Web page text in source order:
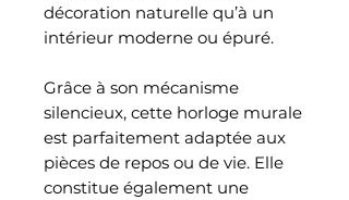
décoration naturelle qu’à un
intérieur moderne ou épuré.
Grâce à son mécanisme
silencieux, cette horloge murale
est parfaitement adaptée aux
pièces de repos ou de vie. Elle
constitue également une